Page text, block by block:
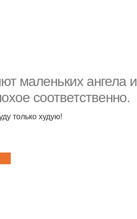
маленьких ангела и
соответственно.
только худую!